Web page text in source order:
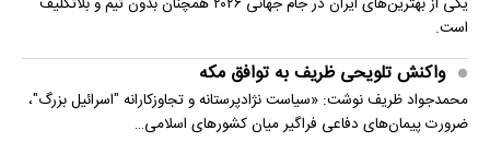
است.
واکنش تلویحی ظریف به توافق مکه
محمدجواد ظریف نوشت: «سیاست نژادپرستانه و تجاوزکارانه "اسرائیل بزرگ"،
ضرورت پیمان‌های دفاعی فراگیر میان کشورهای اسلامی…